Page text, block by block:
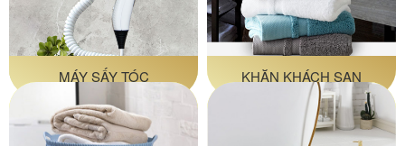
MÁY SẤY TÓC KHĂN KHÁCH SẠN